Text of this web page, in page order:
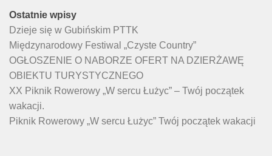
Ostatnie wpisy
Dzieje się w Gubińskim PTTK
Międzynarodowy Festiwal „Czyste Country”
OGŁOSZENIE O NABORZE OFERT NA DZIERŻAWĘ
OBIEKTU TURYSTYCZNEGO
XX Piknik Rowerowy „W sercu Łużyc” – Twój początek
wakacji.
Piknik Rowerowy „W sercu Łużyc” Twój początek wakacji